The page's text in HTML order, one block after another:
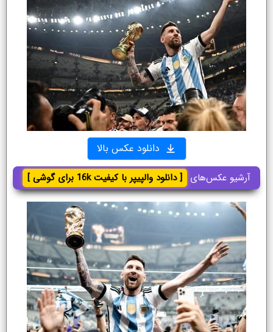
دانلود عکس بالا
آرشیو عکس‌های [ دانلود والپیپر با کیفیت 16k برای گوشی ]